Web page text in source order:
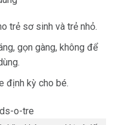
trẻ sơ sinh và trẻ nhỏ.
gọn gàng, không để
định kỳ cho bé.